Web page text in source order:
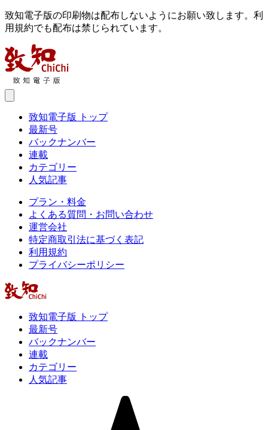
致知電子版の印刷物は配布しないようにお願い致します。利
用規約でも配布は禁じられています。
致知電子版 トップ
最新号
バックナンバー
連載
カテゴリー
人気記事
プラン・料金
よくある質問・お問い合わせ
運営会社
特定商取引法に基づく表記
利用規約
プライバシーポリシー
致知電子版 トップ
最新号
バックナンバー
連載
カテゴリー
人気記事